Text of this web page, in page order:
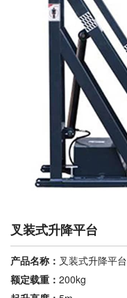
叉装式升降平台
产品名称： 叉装式升降平台
额定载重： 200kg